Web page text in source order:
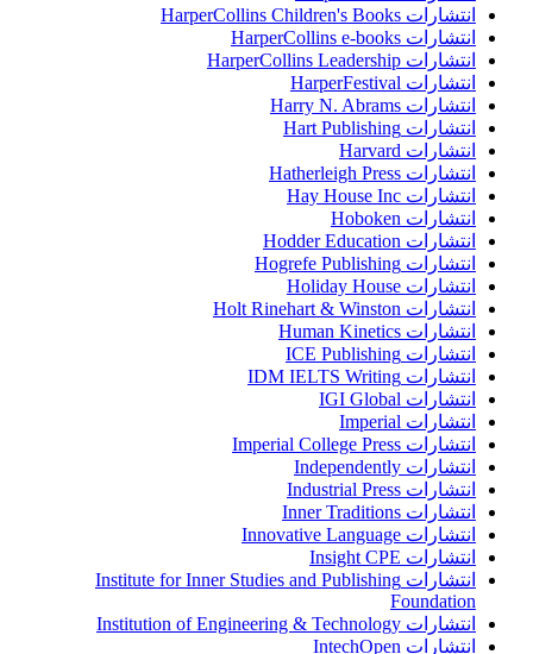
انتشارات HarperCollins Children's Books
انتشارات HarperCollins e-books
انتشارات HarperCollins Leadership
انتشارات HarperFestival
انتشارات Harry N. Abrams
انتشارات Hart Publishing
انتشارات Harvard
انتشارات Hatherleigh Press
انتشارات Hay House Inc
انتشارات Hoboken
انتشارات Hodder Education
انتشارات Hogrefe Publishing
انتشارات Holiday House
انتشارات Holt Rinehart & Winston
انتشارات Human Kinetics
انتشارات ICE Publishing
انتشارات IDM IELTS Writing
انتشارات IGI Global
انتشارات Imperial
انتشارات Imperial College Press
انتشارات Independently
انتشارات Industrial Press
انتشارات Inner Traditions
انتشارات Innovative Language
انتشارات Insight CPE
انتشارات Institute for Inner Studies and Publishing
Foundation
انتشارات Institution of Engineering & Technology
انتشارات IntechOpen